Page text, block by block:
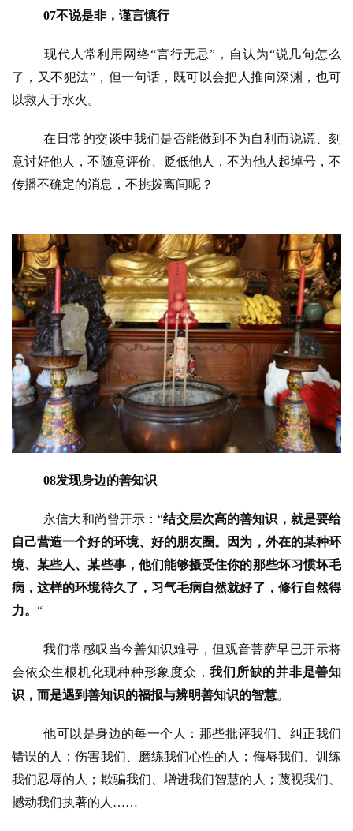
教
政
规
免
责
声
明
07不说是非，谨言慎行
现代人常利用网络“言行无忌”，自认为“说几句怎么
了，又不犯法”，但一句话，既可以会把人推向深渊，也可
以救人于水火。
在日常的交谈中我们是否能做到不为自利而说谎、刻
意讨好他人，不随意评价、贬低他人，不为他人起绰号，不
传播不确定的消息，不挑拨离间呢？
08发现身边的善知识
永信大和尚曾开示：“结交层次高的善知识，就是要给
自己营造一个好的环境、好的朋友圈。因为，外在的某种环
境、某些人、某些事，他们能够摄受住你的那些坏习惯坏毛
病，这样的环境待久了，习气毛病自然就好了，修行自然得
力。 “
我们常感叹当今善知识难寻，但观音菩萨早已开示将
会依众生根机化现种种形象度众，我们所缺的并非是善知
识，而是遇到善知识的福报与辨明善知识的智慧。
他可以是身边的每一个人：那些批评我们、纠正我们
错误的人；伤害我们、磨练我们心性的人；侮辱我们、训练
我们忍辱的人；欺骗我们、增进我们智慧的人；蔑视我们、
撼动我们执著的人……